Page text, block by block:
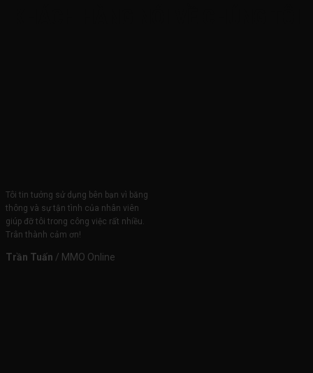
Tôi tin tưởng sử dụng bên bạn vì băng
thông và sự tận tình của nhân viên
giúp đỡ tôi trong công việc rất nhiều.
Trân thành cảm ơn!
Trần Tuấn / MMO Online